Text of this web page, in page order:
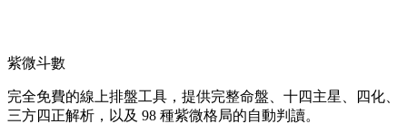
紫微斗數
完全免費的線上排盤工具，提供完整命盤、十四主星、四化、
三方四正解析，以及 98 種紫微格局的自動判讀。